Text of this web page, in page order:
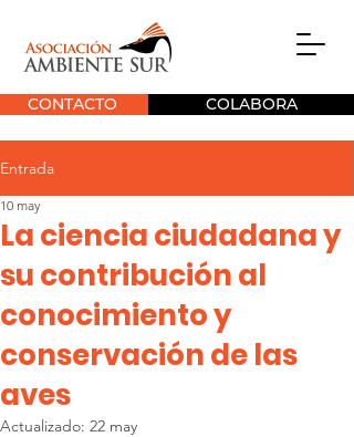
CONTACTO COLABORA
Entrada
La ciencia ciudadana y
su contribución al
conocimiento y
conservación de las
aves
10 may
Actualizado: 22 may